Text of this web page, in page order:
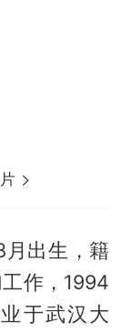
出生，籍
作，1994
于武汉大